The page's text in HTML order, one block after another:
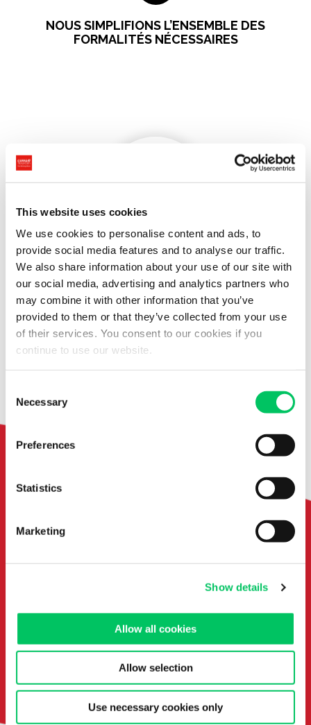
This website uses cookies
We use cookies to personalise content and ads, to
provide social media features and to analyse our traffic.
We also share information about your use of our site with
our social media, advertising and analytics partners who
may combine it with other information that you’ve
provided to them or that they’ve collected from your use
of their services. You consent to our cookies if you
continue to use our website.
Selection
Necessary
Preferences
Statistics
Marketing
Show details
Allow all cookies
Allow selection
Use necessary cookies only
NOUS SIMPLIFIONS L’ENSEMBLE DES
FORMALITÉS NÉCESSAIRES
Dédouanements pour
les entreprises Suisse–
UE sans stress !
douane.